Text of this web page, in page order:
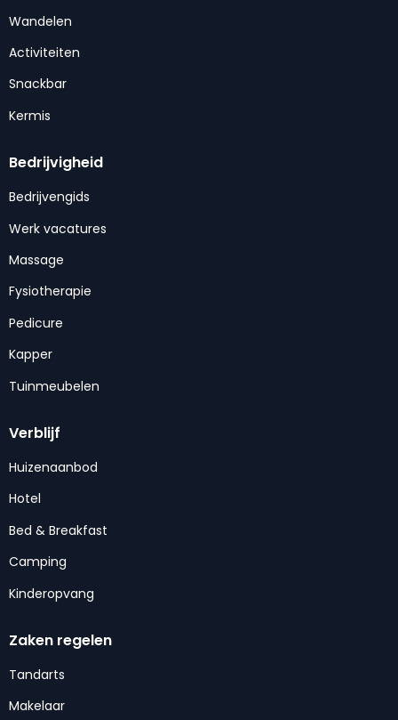
Wandelen
Activiteiten
Snackbar
Kermis
Bedrijvigheid
Bedrijvengids
Werk vacatures
Massage
Fysiotherapie
Pedicure
Kapper
Tuinmeubelen
Verblijf
Huizenaanbod
Hotel
Bed & Breakfast
Camping
Kinderopvang
Zaken regelen
Tandarts
Makelaar